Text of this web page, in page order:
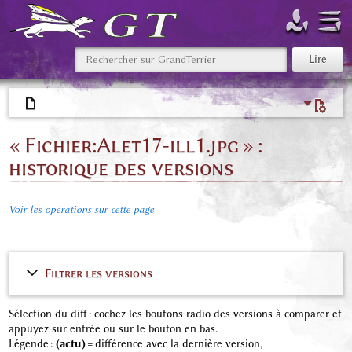
« Fichier:Alet17-ill1.jpg » :
historique des versions
Voir les opérations sur cette page
Filtrer les versions
Sélection du diff : cochez les boutons radio des versions à comparer et
appuyez sur entrée ou sur le bouton en bas.
Légende : (actu)= différence avec la dernière version,